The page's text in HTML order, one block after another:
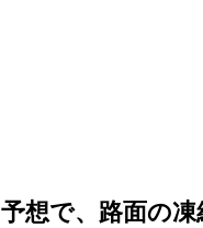
予想で、路面の